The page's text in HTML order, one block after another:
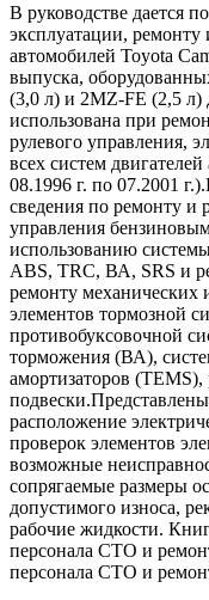
В руководстве дается
эксплуатации,
автомобилей Toyota
выпуска,
(3,0 л) и 2MZ-FE (2,5 л)
использована при
рулевого управления,
всех систем
08.1996 г. по 07.2001
сведения по ремонту и
управления
использованию
ABS, TRC, ВА, SRS и
ремонту механических
элементов тормозной
противобуксовочной
торможения (ВА),
амортизаторов (TEMS),
расположение
проверок элементов
возможные
сопрягаемые размеры
допустимого износа,
рабочие жидкости.
персонала СТО и
персонала СТО и